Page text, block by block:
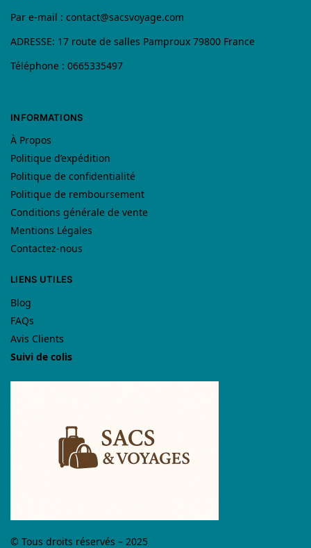
Par e-mail : contact@sacsvoyage.com
ADRESSE: 17 route de salles Pamproux 79800 France
Téléphone : 0665335497
INFORMATIONS
À Propos
Politique d’expédition
Politique de confidentialité
Politique de remboursement
Conditions générale de vente
Mentions Légales
Contactez-nous
LIENS UTILES
Blog
FAQs
Avis Clients
Suivi de colis
© Tous droits réservés – 2025